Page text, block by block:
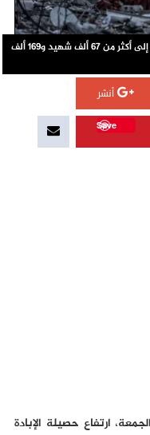
الصحة في غزة: ارتفاع حصيلة الإبادة الإسرائيلية إلى أكثر من 67 ألف شهيد و169 ألف
أنشر
Save
ارتفاع حصيلة الإبادة